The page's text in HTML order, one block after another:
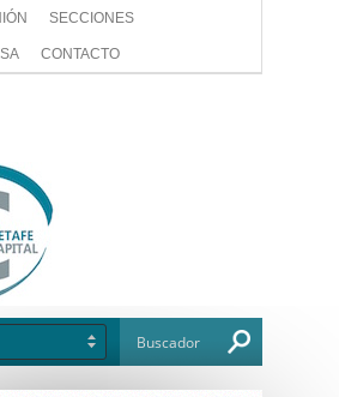
SECCIONES
CONTACTO